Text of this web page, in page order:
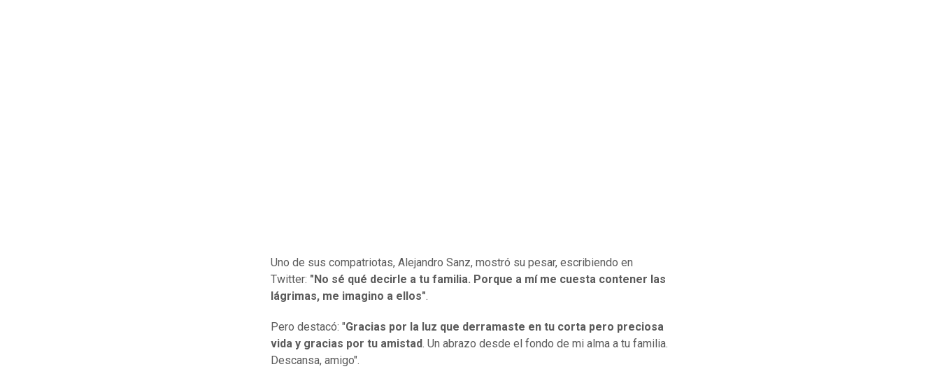
Uno de sus compatriotas, Alejandro Sanz, mostró su pesar, escribiendo en
Twitter: "No sé qué decirle a tu familia. Porque a mí me cuesta contener las
lágrimas, me imagino a ellos"
Pero destacó: "Gracias por la luz que derramaste en tu corta pero preciosa
vida y gracias por tu amistad . Un abrazo desde el fondo de mi alma a tu familia.
Descansa, amigo".